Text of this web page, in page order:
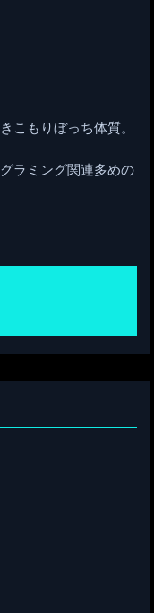
こもりぼっち体質。
ラミング関連多めの